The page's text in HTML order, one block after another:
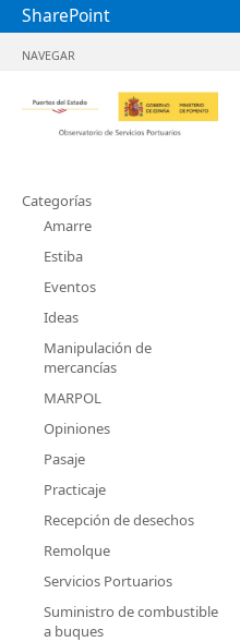
SharePoint
NAVEGAR
Categorías
Amarre
Estiba
Eventos
Ideas
Manipulación de
mercancías
MARPOL
Opiniones
Pasaje
Practicaje
Recepción de desechos
Remolque
Servicios Portuarios
Suministro de combustible
a buques